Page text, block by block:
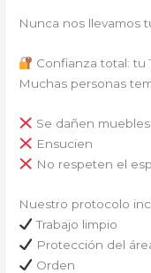
Nunca nos llevamos
Confianza total: tu
Muchas personas
Se dañen muebles
Ensucien
No respeten el
Nuestro protocolo
Trabajo limpio
Protección del
Orden